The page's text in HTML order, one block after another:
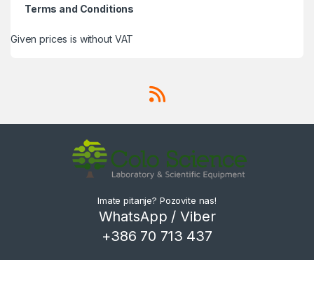
Terms and Conditions
Given prices is without VAT
Imate pitanje? Pozovite nas!
WhatsApp / Viber
+386 70 713 437